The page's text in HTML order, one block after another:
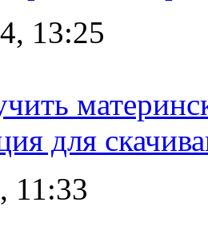
13:25
для
11:33